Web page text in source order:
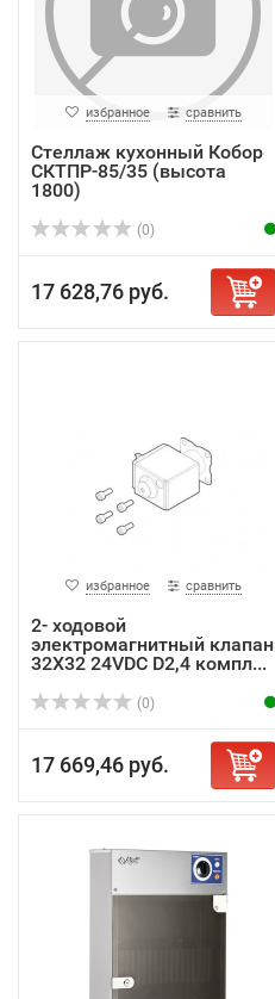
избранное сравнить
Стеллаж кухонный Кобор
СКТПР-85/35 (высота
1800)
(0)
17 628,76 руб.
избранное сравнить
2- ходовой
электромагнитный клапан
32X32 24VDC D2,4 компл...
(0)
17 669,46 руб.